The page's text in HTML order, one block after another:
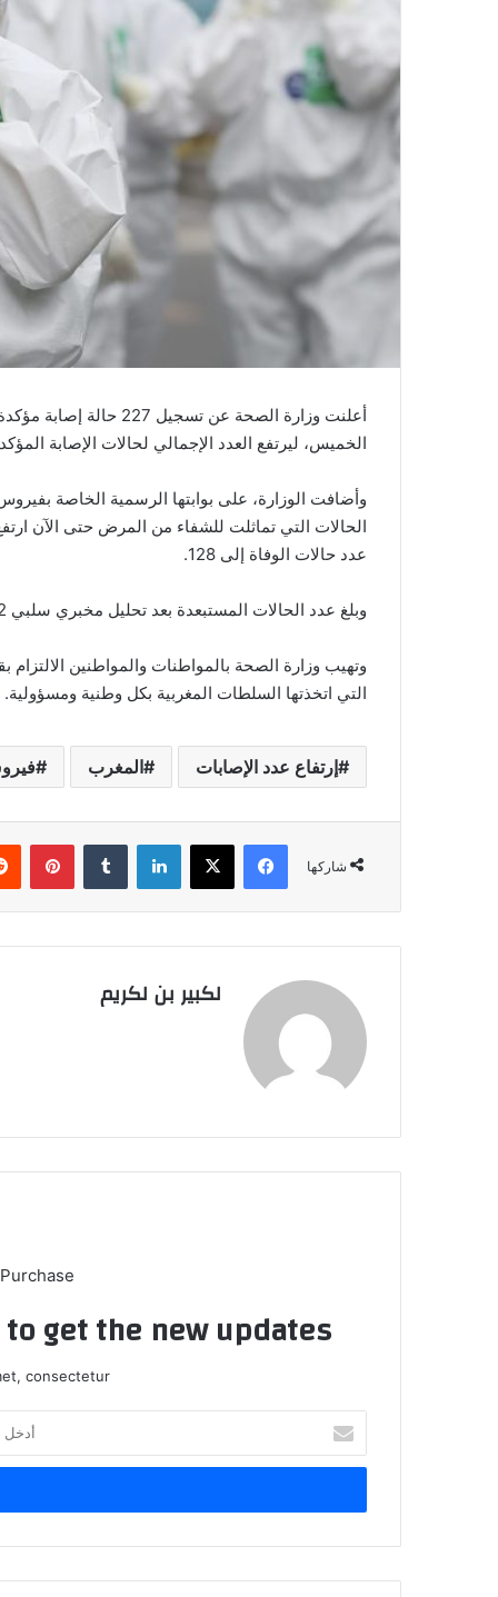
ك
ر
ي
أعلنت وزارة الصحة عن
الخميس، ليرتفع العدد الإجمالي لحالات الإصابة المؤكدة
عدد حالات الوفاة إلى 128.
وبلغ عدد الحالات المستبعدة بعد تحليل مخبري سلبي 9182 حالة.
وتهيب وزارة الصحة بالمواطنات والمواطنين الالتزام
التي اتخذتها السلطات المغربية بكل وطنية ومسؤولية.
إرتفاع عدد الإصابات المغرب
شاركها
فيسبوك لينكدإن بينتيريست
لكبير بن لكريم
get the new updates!
consectetur.
خ
ب
د